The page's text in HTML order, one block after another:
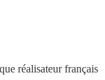
réalisateur français